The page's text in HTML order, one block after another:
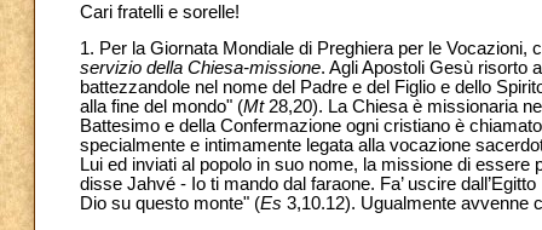
Cari fratelli e sorelle!
1. Per la Giornata Mondiale di Preghiera per le
servizio della Chiesa-missione. Agli Apostoli Gesù risorto
battezzandole nel nome del Padre e del Figlio e dello
alla fine del mondo" (Mt28,20). La Chiesa è missionaria
Battesimo e della Confermazione ogni cristiano è
specialmente e intimamente legata alla vocazione
Lui ed inviati al popolo in suo nome, la missione di
disse Jahvé - Io ti mando dal faraone. Fa’ uscire
Dio su questo monte" (Es 3,10.12). Ugualmente avvenne